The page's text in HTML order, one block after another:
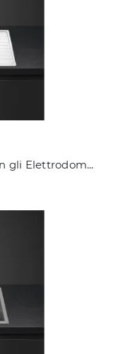
Desideri ultimare i tuoi interni con gli Elettrodomestici Smeg? Eccoti differenti modelli di Lavelli come LLR1022 Universale Semifilo.